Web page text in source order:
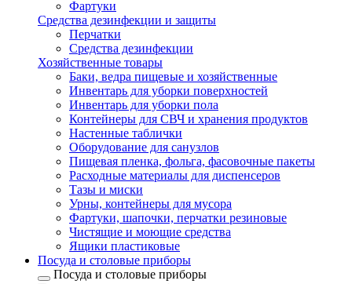
Фартуки
Средства дезинфекции и защиты
Перчатки
Средства дезинфекции
Хозяйственные товары
Баки, ведра пищевые и хозяйственные
Инвентарь для уборки поверхностей
Инвентарь для уборки пола
Контейнеры для СВЧ и хранения продуктов
Настенные таблички
Оборудование для санузлов
Пищевая пленка, фольга, фасовочные пакеты
Расходные материалы для диспенсеров
Тазы и миски
Урны, контейнеры для мусора
Фартуки, шапочки, перчатки резиновые
Чистящие и моющие средства
Ящики пластиковые
Посуда и столовые приборы
Посуда и столовые приборы